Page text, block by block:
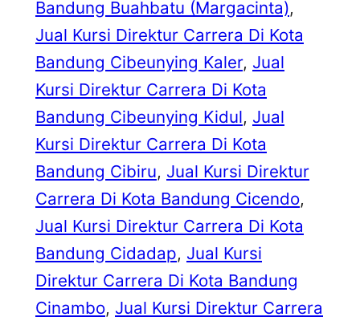
Bandung Buahbatu (Margacinta)
Jual Kursi Direktur Carrera Di Kota
Bandung Cibeunying Kaler, Jual
Kursi Direktur Carrera Di Kota
Bandung Cibeunying Kidul, Jual
Kursi Direktur Carrera Di Kota
Bandung Cibiru, Jual Kursi Direktur
Carrera Di Kota Bandung Cicendo
Jual Kursi Direktur Carrera Di Kota
Bandung Cidadap, Jual Kursi
Direktur Carrera Di Kota Bandung
Cinambo, Jual Kursi Direktur Carrera